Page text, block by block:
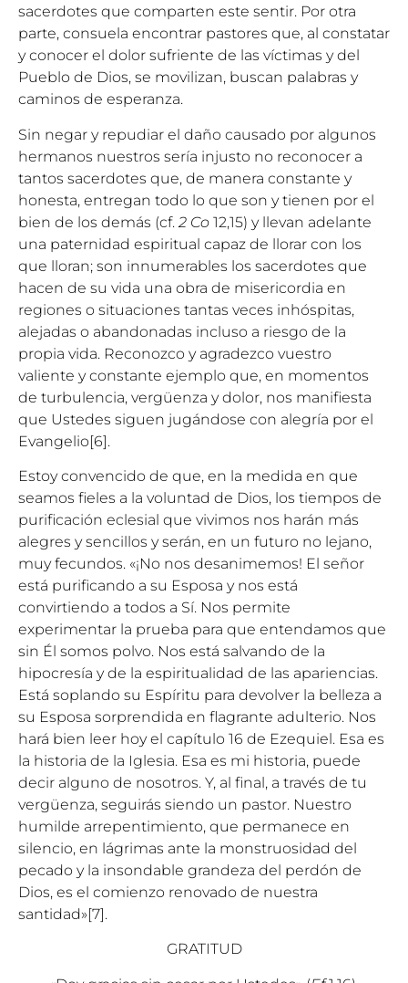
sacerdotes que comparten este sentir. Por otra
parte, consuela encontrar pastores que, al constatar
y conocer el dolor sufriente de las víctimas y del
Pueblo de Dios, se movilizan, buscan palabras y
caminos de esperanza.
Sin negar y repudiar el daño causado por algunos
hermanos nuestros sería injusto no reconocer a
tantos sacerdotes que, de manera constante y
honesta, entregan todo lo que son y tienen por el
bien de los demás (cf. 2 Co 12,15) y llevan adelante
una paternidad espiritual capaz de llorar con los
que lloran; son innumerables los sacerdotes que
hacen de su vida una obra de misericordia en
regiones o situaciones tantas veces inhóspitas,
alejadas o abandonadas incluso a riesgo de la
propia vida. Reconozco y agradezco vuestro
valiente y constante ejemplo que, en momentos
de turbulencia, vergüenza y dolor, nos manifiesta
que Ustedes siguen jugándose con alegría por el
Evangelio[6].
Estoy convencido de que, en la medida en que
seamos fieles a la voluntad de Dios, los tiempos de
purificación eclesial que vivimos nos harán más
alegres y sencillos y serán, en un futuro no lejano,
muy fecundos. «¡No nos desanimemos! El señor
está purificando a su Esposa y nos está
convirtiendo a todos a Sí. Nos permite
experimentar la prueba para que entendamos que
sin Él somos polvo. Nos está salvando de la
hipocresía y de la espiritualidad de las apariencias.
Está soplando su Espíritu para devolver la belleza a
su Esposa sorprendida en flagrante adulterio. Nos
hará bien leer hoy el capítulo 16 de Ezequiel. Esa es
la historia de la Iglesia. Esa es mi historia, puede
decir alguno de nosotros. Y, al final, a través de tu
vergüenza, seguirás siendo un pastor. Nuestro
humilde arrepentimiento, que permanece en
silencio, en lágrimas ante la monstruosidad del
pecado y la insondable grandeza del perdón de
Dios, es el comienzo renovado de nuestra
santidad»[7].
GRATITUD